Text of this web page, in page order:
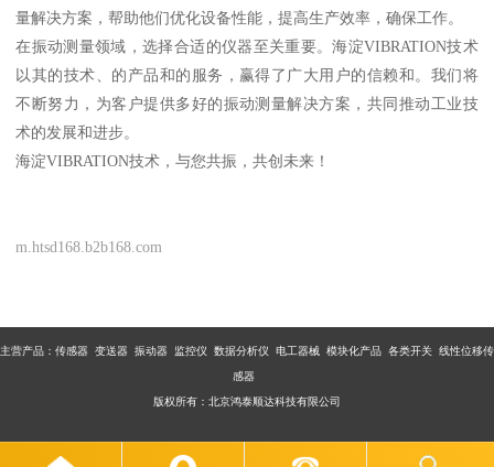
量解决方案，帮助他们优化设备性能，提高生产效率，确保工作。
在振动测量领域，选择合适的仪器至关重要。海淀VIBRATION技术
以其的技术、的产品和的服务，赢得了广大用户的信赖和。我们将
不断努力，为客户提供多好的振动测量解决方案，共同推动工业技
术的发展和进步。
海淀VIBRATION技术，与您共振，共创未来！
m.htsd168.b2b168.com
主营产品：传感器 变送器 振动器 监控仪 数据分析仪 电工器械 模块化产品 各类开关 线性位移传
感器
版权所有：北京鸿泰顺达科技有限公司